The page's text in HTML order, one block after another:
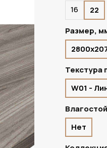
ПОД ЗАКАЗ
16
22
Размер,
Текстура
W01 -
Нет